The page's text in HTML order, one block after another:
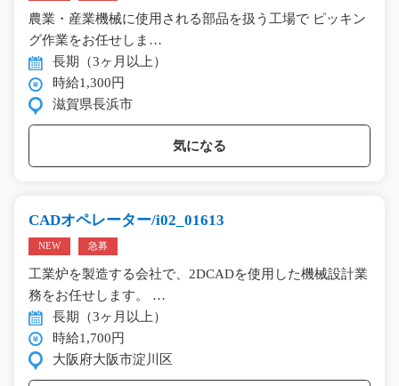
農業・産業機械に使用される部品を扱う工場で ピッキン
グ作業をお任せしま…
長期（3ヶ月以上）
時給1,300円
滋賀県長浜市
気になる
CADオペレーター/i02_01613
NEW 急募
工業炉を製造する会社で、2DCADを使用した機械設計業
務をお任せします。 …
長期（3ヶ月以上）
時給1,700円
大阪府大阪市淀川区